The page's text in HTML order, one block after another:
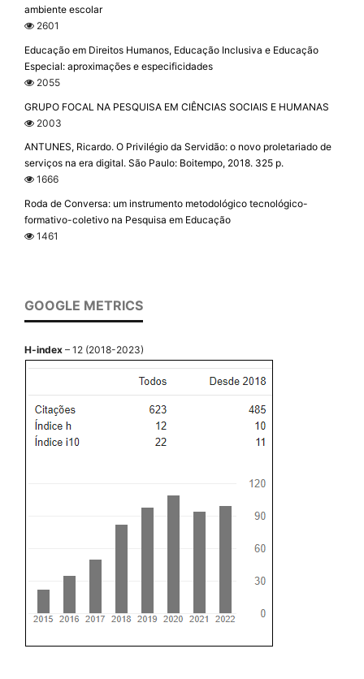
ambiente escolar
2601
Educação em Direitos Humanos, Educação Inclusiva e Educação
Especial: aproximações e especificidades
2055
GRUPO FOCAL NA PESQUISA EM CIÊNCIAS SOCIAIS E HUMANAS
2003
ANTUNES, Ricardo. O Privilégio da Servidão: o novo proletariado de
serviços na era digital. São Paulo: Boitempo, 2018. 325 p.
1666
Roda de Conversa: um instrumento metodológico tecnológico-
formativo-coletivo na Pesquisa em Educação
1461
GOOGLE METRICS
H-index – 12 (2018-2023)